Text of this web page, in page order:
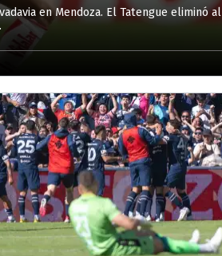
en Mendoza. El Tatengue eliminó al